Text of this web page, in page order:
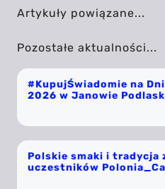
Artykuły powiązane...
Pozostałe aktualności...
#KupujŚwiadomie na
2026 w Janowie
Polskie smaki i tradycja
uczestników